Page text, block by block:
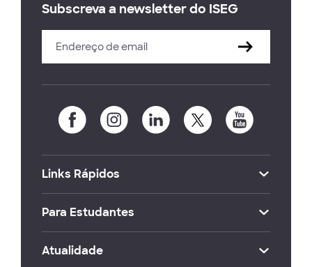
Subscreva a newsletter do ISEG
Links Rápidos
Para Estudantes
Atualidade